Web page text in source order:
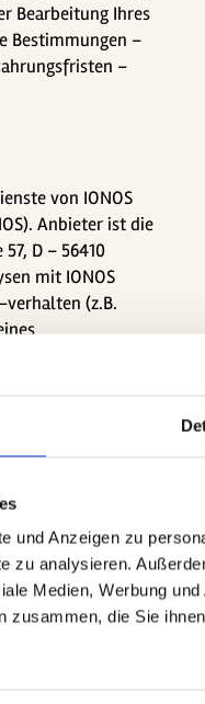
und Anzeigen zu
zu analysieren.
Medien, Werbung
zusammen, die Sie
Bearbeitung Ihres
Bestimmungen –
–
von IONOS
Anbieter ist die
D – 56410
mit IONOS
(z.B.
Besucherquellen
kommt),
werden. Zu
folgende